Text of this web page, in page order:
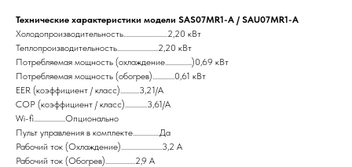
Технические характеристики модели SAS07MR1-A / SAU07MR1-A
Холодопроизводительность............................2,20 кВт
Теплопроизводительность..........................2,20 кВт
Потребляемая мощность (охлаждение.................)0,69 кВт
Потребляемая мощность (обогрев)..............0,61 кВт
EER (коэффициент / класс)............3,21/A
COP (коэффициент / класс)..............3,61/A
Wi-fi....................Опционально
Пульт управления в комплекте.................Да
Рабочий ток (Охлаждение)..........................3,2 A
Рабочий ток (Обогрев)...................2,9 А